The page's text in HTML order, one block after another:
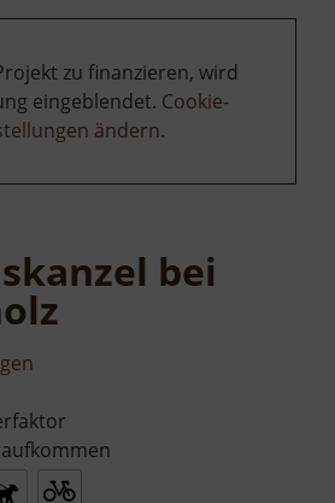
zu finanzieren, wird
eingeblendet. Cookie-
ändern.
bei